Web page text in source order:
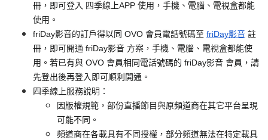
冊，即可登入 四季線上APP 使用，手機、電腦、電視盒都能
使用。
friDay影音的訂戶得以同 OVO 會員電話號碼至 friDay影音 註
冊，即可開通 friDay影音 方案，手機、電腦、電視盒都能使
用。若已有與 OVO 會員相同電話號碼的 friDay影音 會員，請
先登出後再登入即可順利開通。
四季線上服務說明：
因版權規範，部份直播節目與原頻道商在其它平台呈現
可能不同。
頻道商在各載具有不同授權，部分頻道無法在特定載具